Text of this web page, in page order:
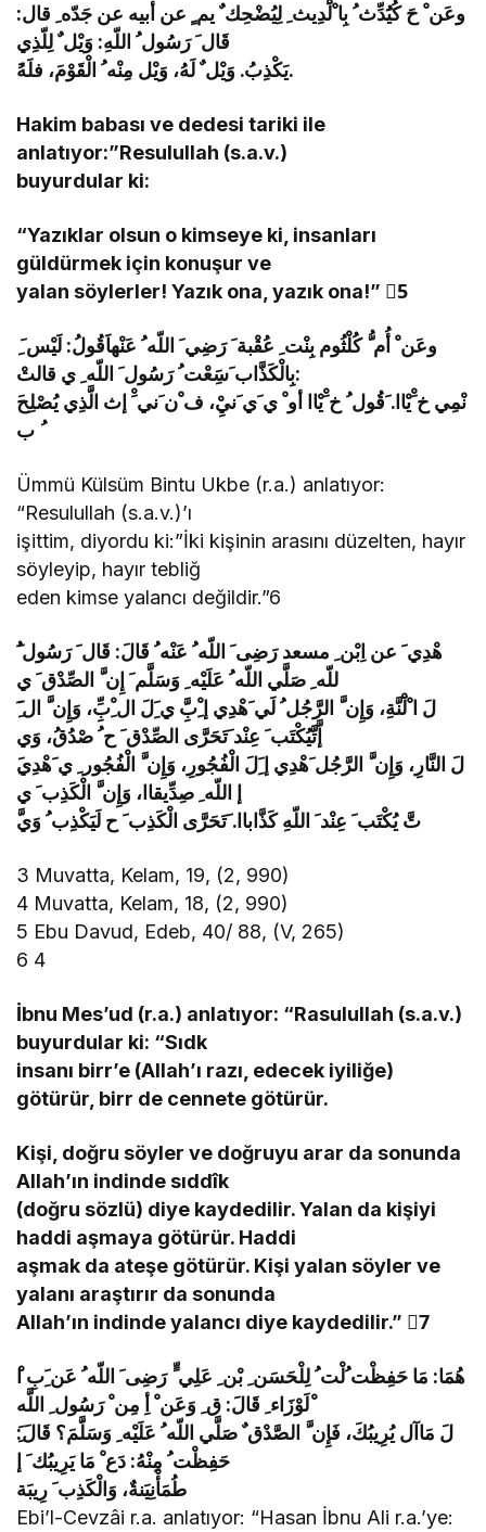
وعَن ْ حَ كُيَُدِّث ُ بِا ْلَْدِيث ِ لِيُضْحِك ٌ يم ٍ عن أبيه عن جَدّه ِ قال:
قَال َ رَسُول ُ اللّهِ: وَيْل ٌ لِلّذِي
َيَكْذِبُ. وَيْل ٌ لَهُ، وَيْل مِنْه ُ الْقَوْمَ، فلَهُ.
Hakim babası ve dedesi tariki ile
anlatıyor:”Resulullah (s.a.v.)
buyurdular ki:
“Yazıklar olsun o kimseye ki, insanları
güldürmek için konuşur ve
yalan söylerler! Yazık ona, yazık ona!” 5َ
ِ وعَن ْ أُم ُّ كُلْثُوم بِنْت ِ عُقْبة َ رَضِي َ اللّه ُ عَنْهاَقُولُ: لَيْس َ
بِالْكَذَّاب َسَِعْت ُ رَسُول َ اللّه ِ ي قالتْ:
ُ ب
Ümmü Külsüm Bintu Ukbe (r.a.) anlatıyor:
“Resulullah (s.a.v.)’ı
işittim, diyordu ki:”İki kişinin arasını düzelten, hayır
söyleyip, hayır tebliğ
eden kimse yalancı değildir.”6
للّه ِ صَلَّي اللّه ُ عَلَيْه ِ وَسَلَّم َ إِن َّ الصِّدْق َ ي
إَّتَّيُكْتَب َ عِنْد َتَحَرَّى الصِّدْق َ ح ُ صْدُقُ، وَي
إ اللّه ِ صِدِّيقاا، وَإِن َّ الْكَذِب َ ي
َّتَّ يُكْتَب َ عِنْد َ اللّهِ كَذَّاباا. َتَحَرَّى الْكَذِب َ ح لَيَكْذِب ُ وَي
3 Muvatta, Kelam, 19, (2, 990)
4 Muvatta, Kelam, 18, (2, 990)
5 Ebu Davud, Edeb, 40/ 88, (V, 265)
6 4
İbnu Mes’ud (r.a.) anlatıyor: “Rasulullah (s.a.v.)
buyurdular ki: “Sıdk
insanı birr’e (Allah’ı razı, edecek iyiliğe)
götürür, birr de cennete götürür.
Kişi, doğru söyler ve doğruyu arar da sonunda
Allah’ın indinde sıddîk
(doğru sözlü) diye kaydedilir. Yalan da kişiyi
haddi aşmaya götürür. Haddi
aşmak da ateşe götürür. Kişi yalan söyler ve
yalanı araştırır da sonunda
Allah’ın indinde yalancı diye kaydedilir.” 7َ
ْلَوْزَاء ِ قَالَ: ق ِ وَعَن ْ أِ مِن ْ رَسُول ِ اللَّه
حَفِظْت ُ مِنْهُ: دَع ْ مَا يَرِيبُك َ إ
طُمَأْنِيَنةٌ، وَالْكَذِب َ رِيبَة
Ebi’l-Cevzâi r.a. anlatıyor: “Hasan İbnu Ali r.a.’ye: